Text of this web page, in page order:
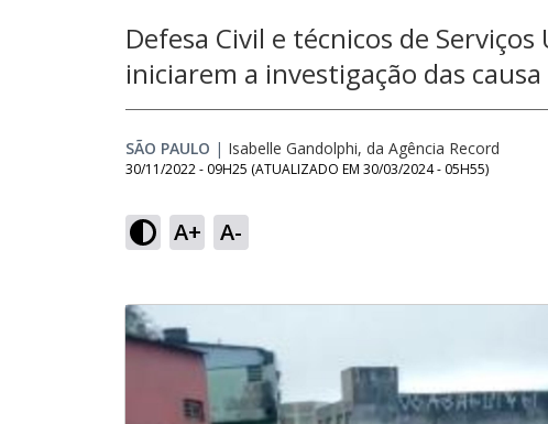
Defesa Civil e técnicos de
iniciarem a investigação das
SÃO PAULO | Isabelle Gandolphi, da Agência Record
30/11/2022 - 09H25 (ATUALIZADO EM 30/03/2024 - 05H55)
A+ A-